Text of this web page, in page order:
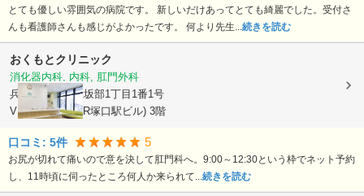
とても優しい雰囲気の病院です。 新しいだけあってとても綺麗でした。受付さ
んも看護師さんも感じがよかったです。 何より先生... 続きを読む
おくもとクリニック
消化器内科, 内科, 肛門外科
兵庫県尼崎市上坂部1丁目1番1号
VIERRA塚口 (JR塚口駅ビル) 3階
口コミ: 5件 5
お尻が切れて痛いので意を決して肛門科へ。9:00～12:30という枠でネット予約
し、11時頃に伺ったところ何人か来られて... 続きを読む